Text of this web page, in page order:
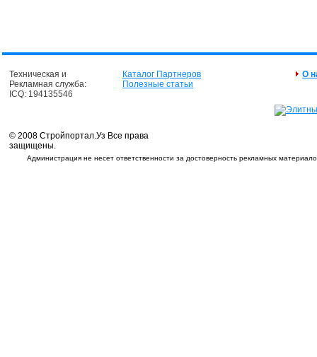
Техническая и
Рекламная служба:
ICQ: 194135546
Каталог Партнеров
Полезные статьи
О
© 2008 Стройпортал.Уз Все права
защищены.
Администрация не несет ответственности за достоверность рекламных